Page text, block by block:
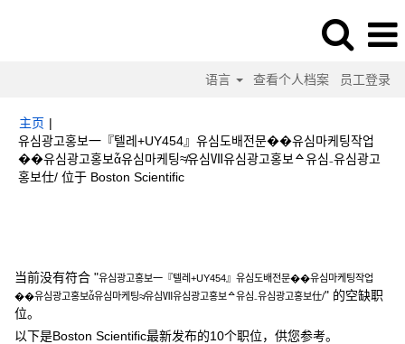
语言 查看个人档案 员工登录
主页 |
유심광고홍보一『텔레+UY454』유심도배전문��유심마케팅작업
��유심광고홍보ἆ유심마케팅≉유심Ⅶ유심광고홍보ᅀ유심₋유심광고
홍보仕/ 位于 Boston Scientific（当
当前没有符合 "유심광고홍보一『텔레+UY454』유심도배전문��유심마케팅작업
��유심광고홍보ἆ유심마케팅≉유심Ⅶ유심광고홍보ᅀ유심₋유심광고홍보仕/" 的空缺职
位。
以下是Boston Scientific最新发布的10个职位，供您参考。